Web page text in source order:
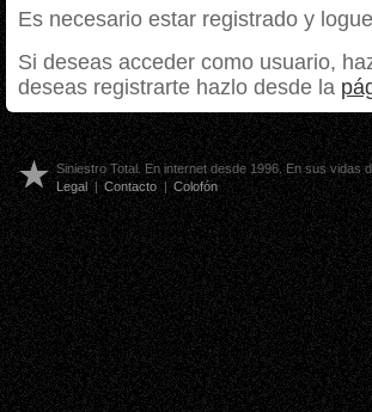
Es necesario estar registrado y
Si deseas acceder como usuario,
deseas registrarte hazlo desde la
Siniestro Total. En internet desde 1996. En sus vidas
Legal | Contacto | Colofón